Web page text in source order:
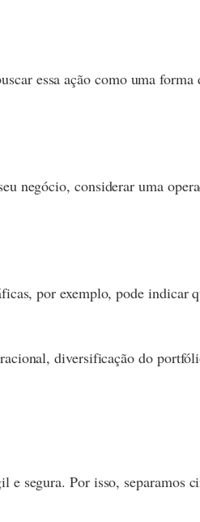
essa ação como uma forma
negócio, considerar uma
por exemplo, pode indicar
diversificação do
segura. Por isso, separamos